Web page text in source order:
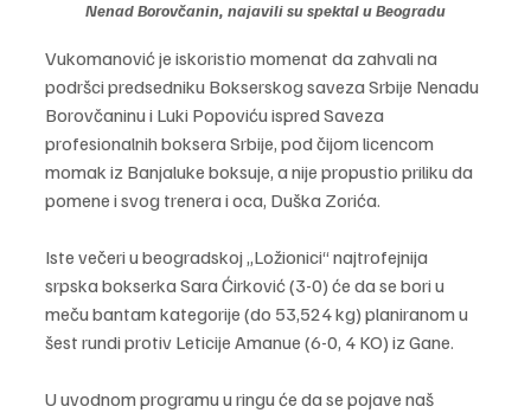
Nenad Borovčanin, najavili su spektal u Beogradu
Vukomanović je iskoristio momenat da zahvali na
podršci predsedniku Bokserskog saveza Srbije Nenadu
Borovčaninu i Luki Popoviću ispred Saveza
profesionalnih boksera Srbije, pod čijom licencom
momak iz Banjaluke boksuje, a nije propustio priliku da
pomene i svog trenera i oca, Duška Zorića.
Iste večeri u beogradskoj „Ložionici“ najtrofejnija
srpska bokserka Sara Ćirković (3-0) će da se bori u
meču bantam kategorije (do 53,524 kg) planiranom u
šest rundi protiv Leticije Amanue (6-0, 4 KO) iz Gane.
U uvodnom programu u ringu će da se pojave naš